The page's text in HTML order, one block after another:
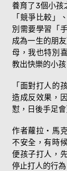
養育了3個小孩
「競爭比較」
別需要學習「
成為一生的朋
母，我也特別
教出快樂的小孩
「面對打人的
造成反效果，
懟，日後手足
作者蘿拉‧馬
不安全，有時
便孩子打人，
停止打人的行為